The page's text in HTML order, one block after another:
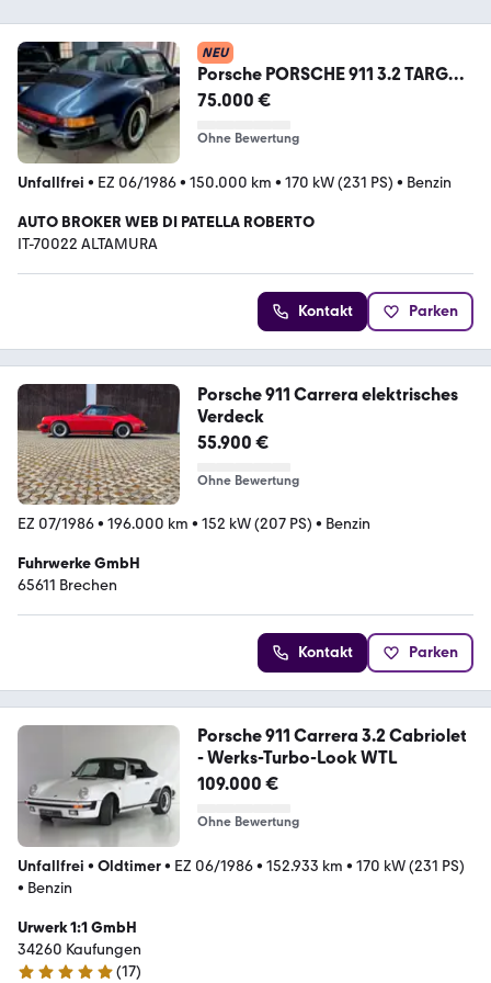
NEU
Porsche PORSCHE 911 3.2 TARGA
231cv MOD.930 SERIE G camb
75.000 €
Ohne Bewertung
Unfallfrei • EZ 06/1986• 150.000 km • 170 kW (231 PS) • Benzin
AUTO BROKER WEB DI PATELLA ROBERTO
IT-70022 ALTAMURA
Kontakt Parken
Porsche 911 Carrera elektrisches
Verdeck
55.900 €
Ohne Bewertung
EZ 07/1986• 196.000 km • 152 kW (207 PS) • Benzin
Fuhrwerke GmbH
65611 Brechen
Kontakt Parken
Porsche 911 Carrera 3.2 Cabriolet
- Werks-Turbo-Look WTL
109.000 €
Ohne Bewertung
Unfallfrei • Oldtimer• EZ 06/1986• 152.933 km • 170 kW (231 PS)
• Benzin
Urwerk 1:1 GmbH
34260 Kaufungen
(17)